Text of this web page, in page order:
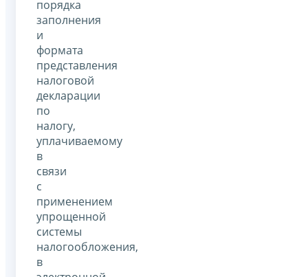
порядка
заполнения
и
формата
представления
налоговой
декларации
по
налогу,
уплачиваемому
в
связи
с
применением
упрощенной
системы
налогообложения,
в